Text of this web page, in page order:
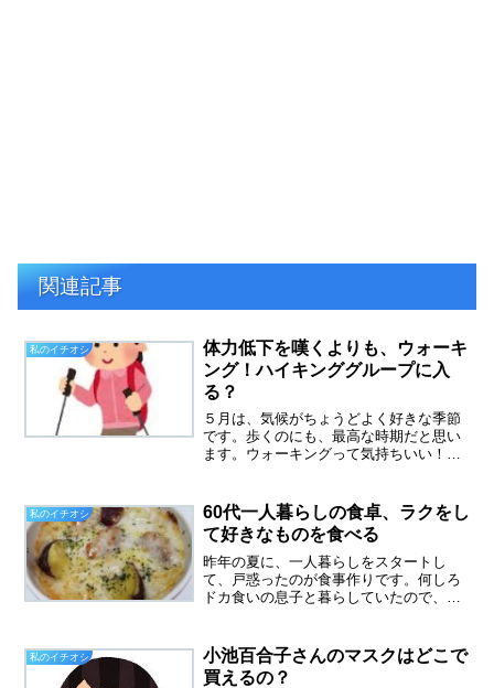
関連記事
私のイチオシ
体力低下を嘆くよりも、ウォーキ
ング！ハイキンググループに入
る？
５月は、気候がちょうどよく好きな季節
です。歩くのにも、最高な時期だと思い
ます。ウォーキングって気持ちいい！骨
ので、やはり自然が多い場所はなかなか
なく、街中を歩くことが多...
私のイチオシ
60代一人暮らしの食卓、ラクをし
て好きなものを食べる
昨年の夏に、一人暮らしをスタートし
て、戸惑ったのが食事作りです。何しろ
ドカ食いの息子と暮らしていたので、つ
ためだけに作るご飯は、味気なく気合が
入りません。節約のためにな...
私のイチオシ
小池百合子さんのマスクはどこで
買えるの？